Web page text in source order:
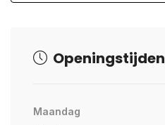
Openingstijden
Maandag